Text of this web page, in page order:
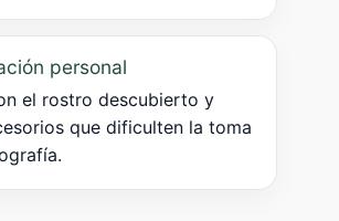
personal
el rostro descubierto y
que dificulten la toma